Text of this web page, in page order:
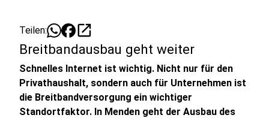
Teilen: open_in_new
Breitbandausbau geht weiter
Schnelles Internet ist wichtig. Nicht nur für den
Privathaushalt, sondern auch für Unternehmen ist
die Breitbandversorgung ein wichtiger
Standortfaktor. In Menden geht der Ausbau des